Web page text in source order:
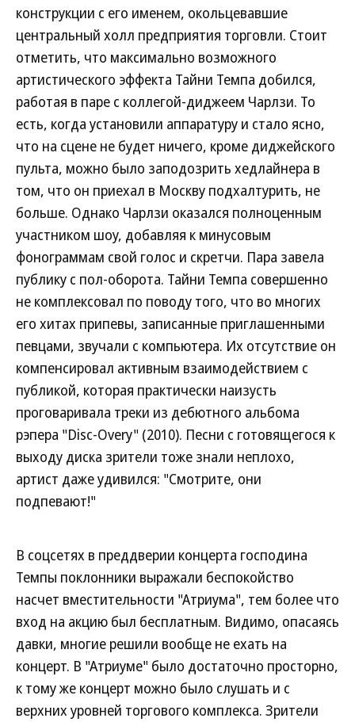
конструкции с его именем, окольцевавшие
центральный холл предприятия торговли. Стоит
отметить, что максимально возможного
артистического эффекта Тайни Темпа добился,
работая в паре с коллегой-диджеем Чарлзи. То
есть, когда установили аппаратуру и стало ясно,
что на сцене не будет ничего, кроме диджейского
пульта, можно было заподозрить хедлайнера в
том, что он приехал в Москву подхалтурить, не
больше. Однако Чарлзи оказался полноценным
участником шоу, добавляя к минусовым
фонограммам свой голос и скретчи. Пара завела
публику с пол-оборота. Тайни Темпа совершенно
не комплексовал по поводу того, что во многих
его хитах припевы, записанные приглашенными
певцами, звучали с компьютера. Их отсутствие он
компенсировал активным взаимодействием с
публикой, которая практически наизусть
проговаривала треки из дебютного альбома
рэпера "Disc-Overy" (2010). Песни с готовящегося к
выходу диска зрители тоже знали неплохо,
артист даже удивился: "Смотрите, они
подпевают!"
В соцсетях в преддверии концерта господина
Темпы поклонники выражали беспокойство
насчет вместительности "Атриума", тем более что
вход на акцию был бесплатным. Видимо, опасаясь
давки, многие решили вообще не ехать на
концерт. В "Атриуме" было достаточно просторно,
к тому же концерт можно было слушать и с
верхних уровней торгового комплекса. Зрители